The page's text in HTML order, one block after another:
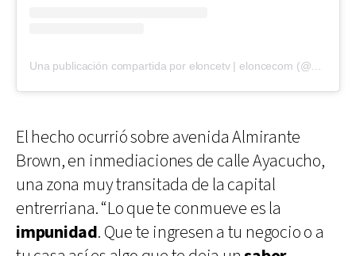
El hecho ocurrió sobre avenida Almirante
Brown, en inmediaciones de calle Ayacucho,
una zona muy transitada de la capital
entrerriana. “Lo que te conmueve es la
impunidad. Que te ingresen a tu negocio o a